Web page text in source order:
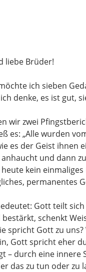
liebe Brüder!
ich sieben
denke, es ist gut,
wir zwei
es: „Alle wurden
es der Geist ihnen
anhaucht und dann
kein
permanentes
Gott teilt
schenkt
spricht Gott zu
Gott spricht eher
– durch eine
das zu tun oder zu